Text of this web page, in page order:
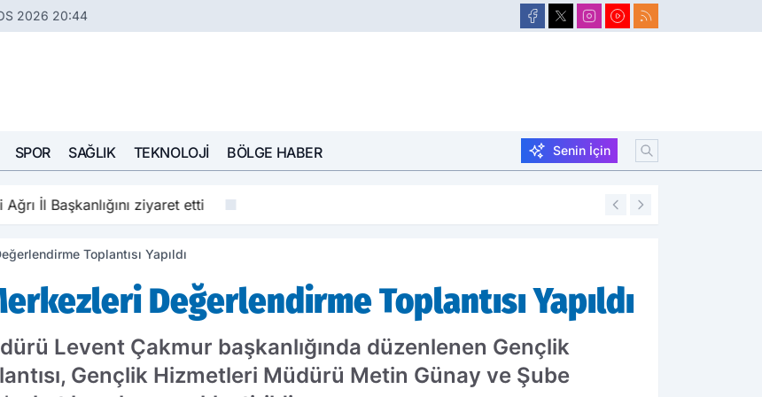
2026 20:44
SPOR SAĞLIK TEKNOLOJI BÖLGE HABER Senin İçin
İl Başkanlığını ziyaret etti 19:53
Toplantısı Yapıldı
Değerlendirme Toplantısı Yapıldı
Levent Çakmur başkanlığında düzenlenen Gençlik
Gençlik Hizmetleri Müdürü Metin Günay ve Şube